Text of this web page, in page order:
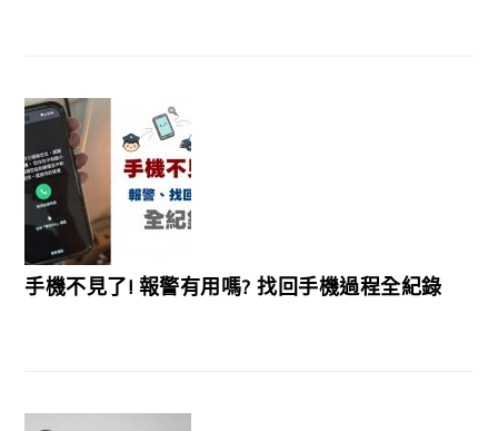
手機不見了! 報警有用嗎? 找回手機過程全紀錄